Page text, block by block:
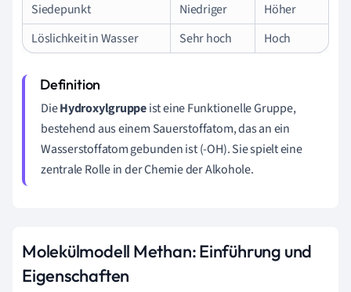
Siedepunkt Niedriger
Höher
Löslichkeit in Wasser
Sehr hoch Hoch
DieHydroxylgruppeist eine Funktionelle Gruppe,
bestehend aus einem Sauerstoffatom, das an ein
Wasserstoffatom gebunden ist (-OH). Sie spielt eine
zentrale Rolle in der Chemie der Alkohole.
Molekülmodell Methan: Einführung und
Eigenschaften